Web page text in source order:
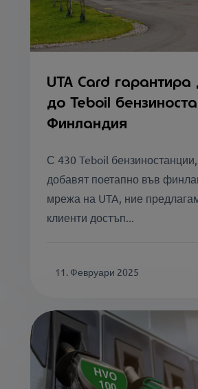
UTA Card гарантира
до Teboil
Финландия
С 430 Teboil
добавят поетапно във
мрежа на UTA, ние
клиенти достъп...
11. Февруари 2025